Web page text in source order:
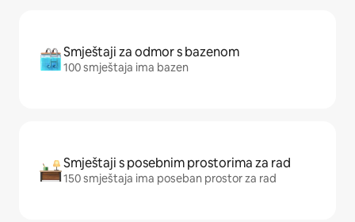
Smještaji za odmor s bazenom
100 smještaja ima bazen
Smještaji s posebnim prostorima za rad
150 smještaja ima poseban prostor za rad